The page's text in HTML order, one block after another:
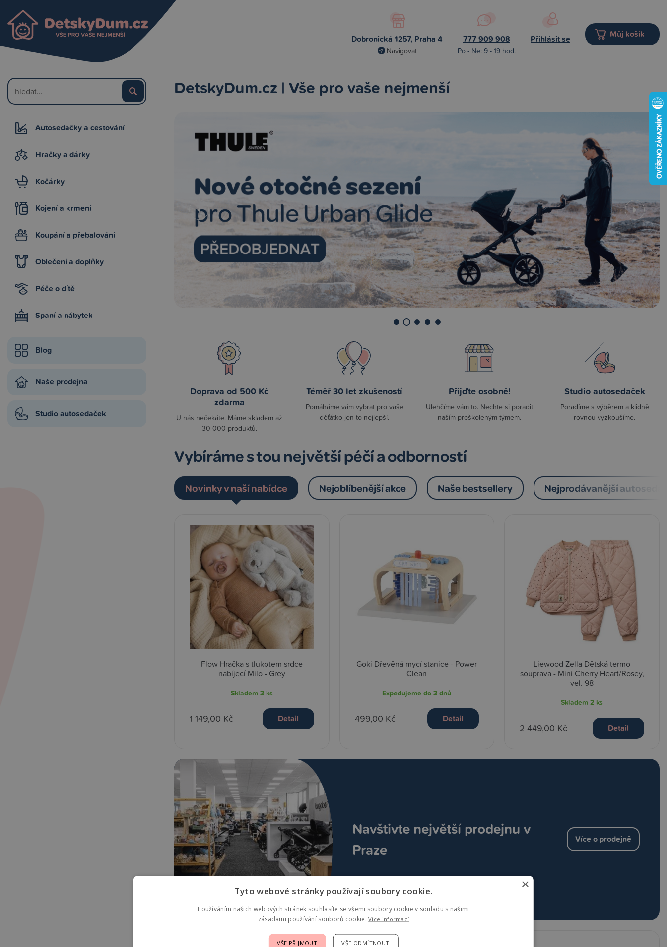
Dobronická 1257, Praha 4
Navigovat
777 909 908
Po - Ne: 9 - 19 hod.
Přihlásit se Můj košík
Autosedačky a cestování
Hračky a dárky
Kočárky
Kojení a krmení
Koupání a přebalování
Oblečení a doplňky
Péče o dítě
Spaní a nábytek
Blog
Naše prodejna
Studio autosedaček
DetskyDum.cz | Vše pro vaše nejmenší
Doprava od 500 Kč
zdarma
U nás nečekáte. Máme skladem až
30 000 produktů.
Téměř 30 let zkušeností
Pomáháme vám vybrat pro vaše
děťátko jen to nejlepší.
Přijďte osobně!
Ulehčíme vám to. Nechte si poradit
naším proškoleným týmem.
Studio autosedaček
Poradíme s výběrem a klidně
rovnou vyzkoušíme.
Vybíráme s tou největší péčí a odborností
Novinky v naší nabídce Nejoblíbenější akce Naše bestsellery Nejprodávanější
Navštivte největší prodejnu v
Praze
Více o prodejně
Flow Hračka s tlukotem srdce
nabíjecí Milo - Grey
Skladem 3 ks
1 149,00 Kč Detail
Goki Dřevěná mycí stanice - Power
Clean
Expedujeme do 3 dnů
499,00 Kč Detail
Liewood Zella Dětská termo
souprava - Mini Cherry Heart/Rosey,
vel. 98
Skladem2 ks
2 449,00 Kč Detail
×
Tyto webové stránky používají soubory cookie.
Používáním našich webových stránek souhlasíte se všemi soubory cookie v souladu s našimi
zásadami používání souborů cookie.Více informací
VŠE PŘIJMOUT VŠE ODMÍTNOUT